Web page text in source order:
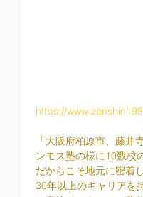
https://
「大阪府柏原市、藤
ンモス塾の様に10数校
だからこそ地元に密着
30年以上のキャリアを